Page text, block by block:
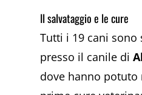
Il salvataggio e le cure
Tutti i 19 cani sono
presso il canile di
dove hanno potuto